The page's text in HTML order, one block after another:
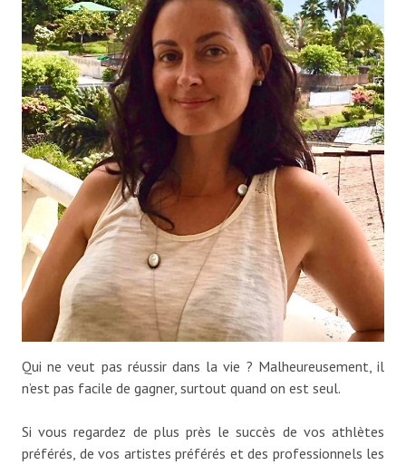
Qui ne veut pas réussir dans la vie ? Malheureusement, il
n’est pas facile de gagner, surtout quand on est seul.
Si vous regardez de plus près le succès de vos athlètes
préférés, de vos artistes préférés et des professionnels les